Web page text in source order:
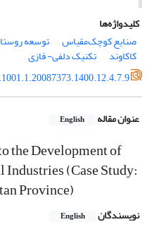
کلیدواژه‌ها
صنایع کوچک‌مقیاس
توسعه
کاکاوند
تکنیک دلفی- فازی
عنوان مقاله English
the Development of
(Case Study:
Province)
نویسندگان English